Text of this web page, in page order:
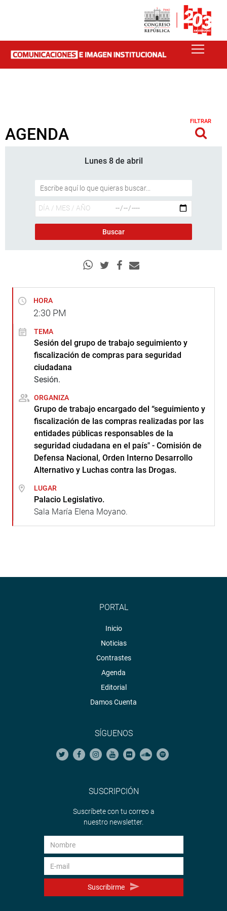
AGENDA
FILTRAR
Lunes 8 de abril
HORA
2:30 PM
TEMA
Sesión del grupo de trabajo seguimiento y
fiscalización de compras para seguridad
ciudadana
Sesión.
ORGANIZA
Grupo de trabajo encargado del “seguimiento y
fiscalización de las compras realizadas por las
entidades públicas responsables de la
seguridad ciudadana en el país" - Comisión de
Defensa Nacional, Orden Interno Desarrollo
Alternativo y Luchas contra las Drogas.
LUGAR
Palacio Legislativo.
Sala María Elena Moyano.
PORTAL
Inicio
Noticias
Contrastes
Agenda
Editorial
Damos Cuenta
SÍGUENOS
SUSCRIPCIÓN
Suscríbete con tu correo a
nuestro newsletter.
Suscribirme